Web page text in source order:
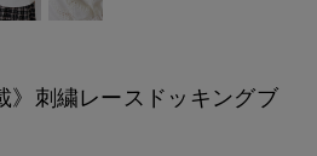
》刺繍レースドッキングブ